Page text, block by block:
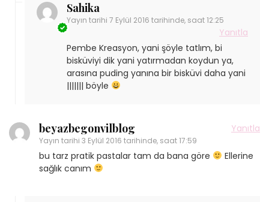
Sahika
Yayın tarihi 7 Eylül 2016 tarihinde, saat 12:25
Yanıtla
Pembe Kreasyon, yani şöyle tatlım, bi
bisküviyi dik yani yatırmadan koydun ya,
arasına puding yanına bir bisküvi daha yani
||||||| böyle
beyazbegonvilblog
Yayın tarihi 3 Eylül 2016 tarihinde, saat 17:59
Yanıtla
bu tarz pratik pastalar tam da bana göre
Ellerine
sağlık canım